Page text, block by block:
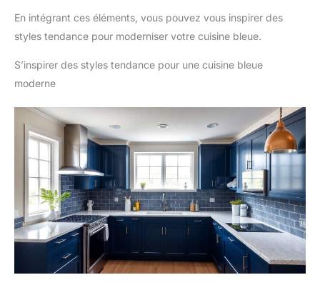
En intégrant ces éléments, vous pouvez vous inspirer des
styles tendance pour moderniser votre cuisine bleue.
S’inspirer des styles tendance pour une cuisine bleue
moderne